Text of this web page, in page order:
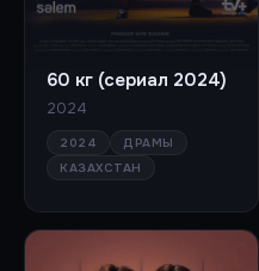
60 кг (сериал 2024)
2024
2024
ДРАМЫ
КАЗАХСТАН